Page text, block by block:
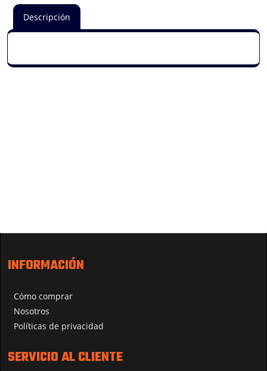
Descripción
INFORMACIÓN
Cómo comprar
Nosotros
Políticas de privacidad
SERVICIO AL CLIENTE